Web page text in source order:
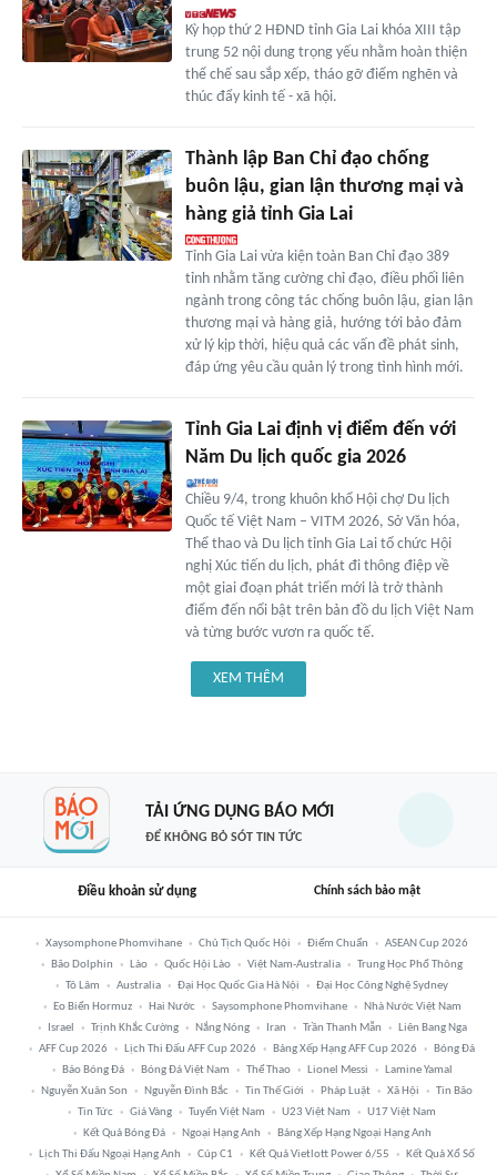
Kỳ họp thứ 2 HĐND tỉnh Gia Lai khóa XIII tập
trung 52 nội dung trọng yếu nhằm hoàn thiện
thể chế sau sắp xếp, tháo gỡ điểm nghẽn và
thúc đẩy kinh tế - xã hội.
Thành lập Ban Chỉ đạo chống
buôn lậu, gian lận thương mại và
hàng giả tỉnh Gia Lai
Tỉnh Gia Lai vừa kiện toàn Ban Chỉ đạo 389
tỉnh nhằm tăng cường chỉ đạo, điều phối liên
ngành trong công tác chống buôn lậu, gian lận
thương mại và hàng giả, hướng tới bảo đảm
xử lý kịp thời, hiệu quả các vấn đề phát sinh,
đáp ứng yêu cầu quản lý trong tình hình mới.
Tỉnh Gia Lai định vị điểm đến với
Năm Du lịch quốc gia 2026
Chiều 9/4, trong khuôn khổ Hội chợ Du lịch
Quốc tế Việt Nam – VITM 2026, Sở Văn hóa,
Thể thao và Du lịch tỉnh Gia Lai tổ chức Hội
nghị Xúc tiến du lịch, phát đi thông điệp về
một giai đoạn phát triển mới là trở thành
điểm đến nổi bật trên bản đồ du lịch Việt Nam
và từng bước vươn ra quốc tế.
XEM THÊM
TẢI ỨNG DỤNG BÁO MỚI
ĐỂ KHÔNG BỎ SÓT TIN TỨC
Điều khoản sử dụng Chính sách bảo mật
Xaysomphone Phomvihane Chủ Tịch Quốc Hội Điểm Chuẩn
ASEAN Cup 2026
Bão Dolphin
Lào Quốc Hội Lào Việt Nam-Australia
Trung Học Phổ Thông
Tô Lâm
Australia Đại Học Quốc Gia Hà Nội
Đại Học Công Nghệ Sydney
Eo Biển Hormuz
Hai Nước Saysomphone Phomvihane
Nhà Nước Việt Nam
Israel
Trịnh Khắc Cường Nắng Nóng Iran Trần Thanh Mẫn
Liên Bang Nga
AFF Cup 2026
Lịch Thi Đấu AFF Cup 2026 Bảng Xếp Hạng AFF Cup 2026
Bóng Đá
Báo Bóng Đá
Bóng Đá Việt Nam Thể Thao Lionel Messi
Lamine Yamal
Nguyễn Xuân Son
Nguyễn Đình Bắc Tin Thế Giới Pháp Luật Xã Hội
Tin Bão
Tin Tức
Giá Vàng Tuyển Việt Nam U23 Việt Nam
U17 Việt Nam
Kết Quả Bóng Đá
Ngoại Hạng Anh
Bảng Xếp Hạng Ngoại Hạng Anh
Lịch Thi Đấu Ngoại Hạng Anh
Cúp C1 Kết Quả Vietlott Power 6/55
Kết Quả Xổ Số